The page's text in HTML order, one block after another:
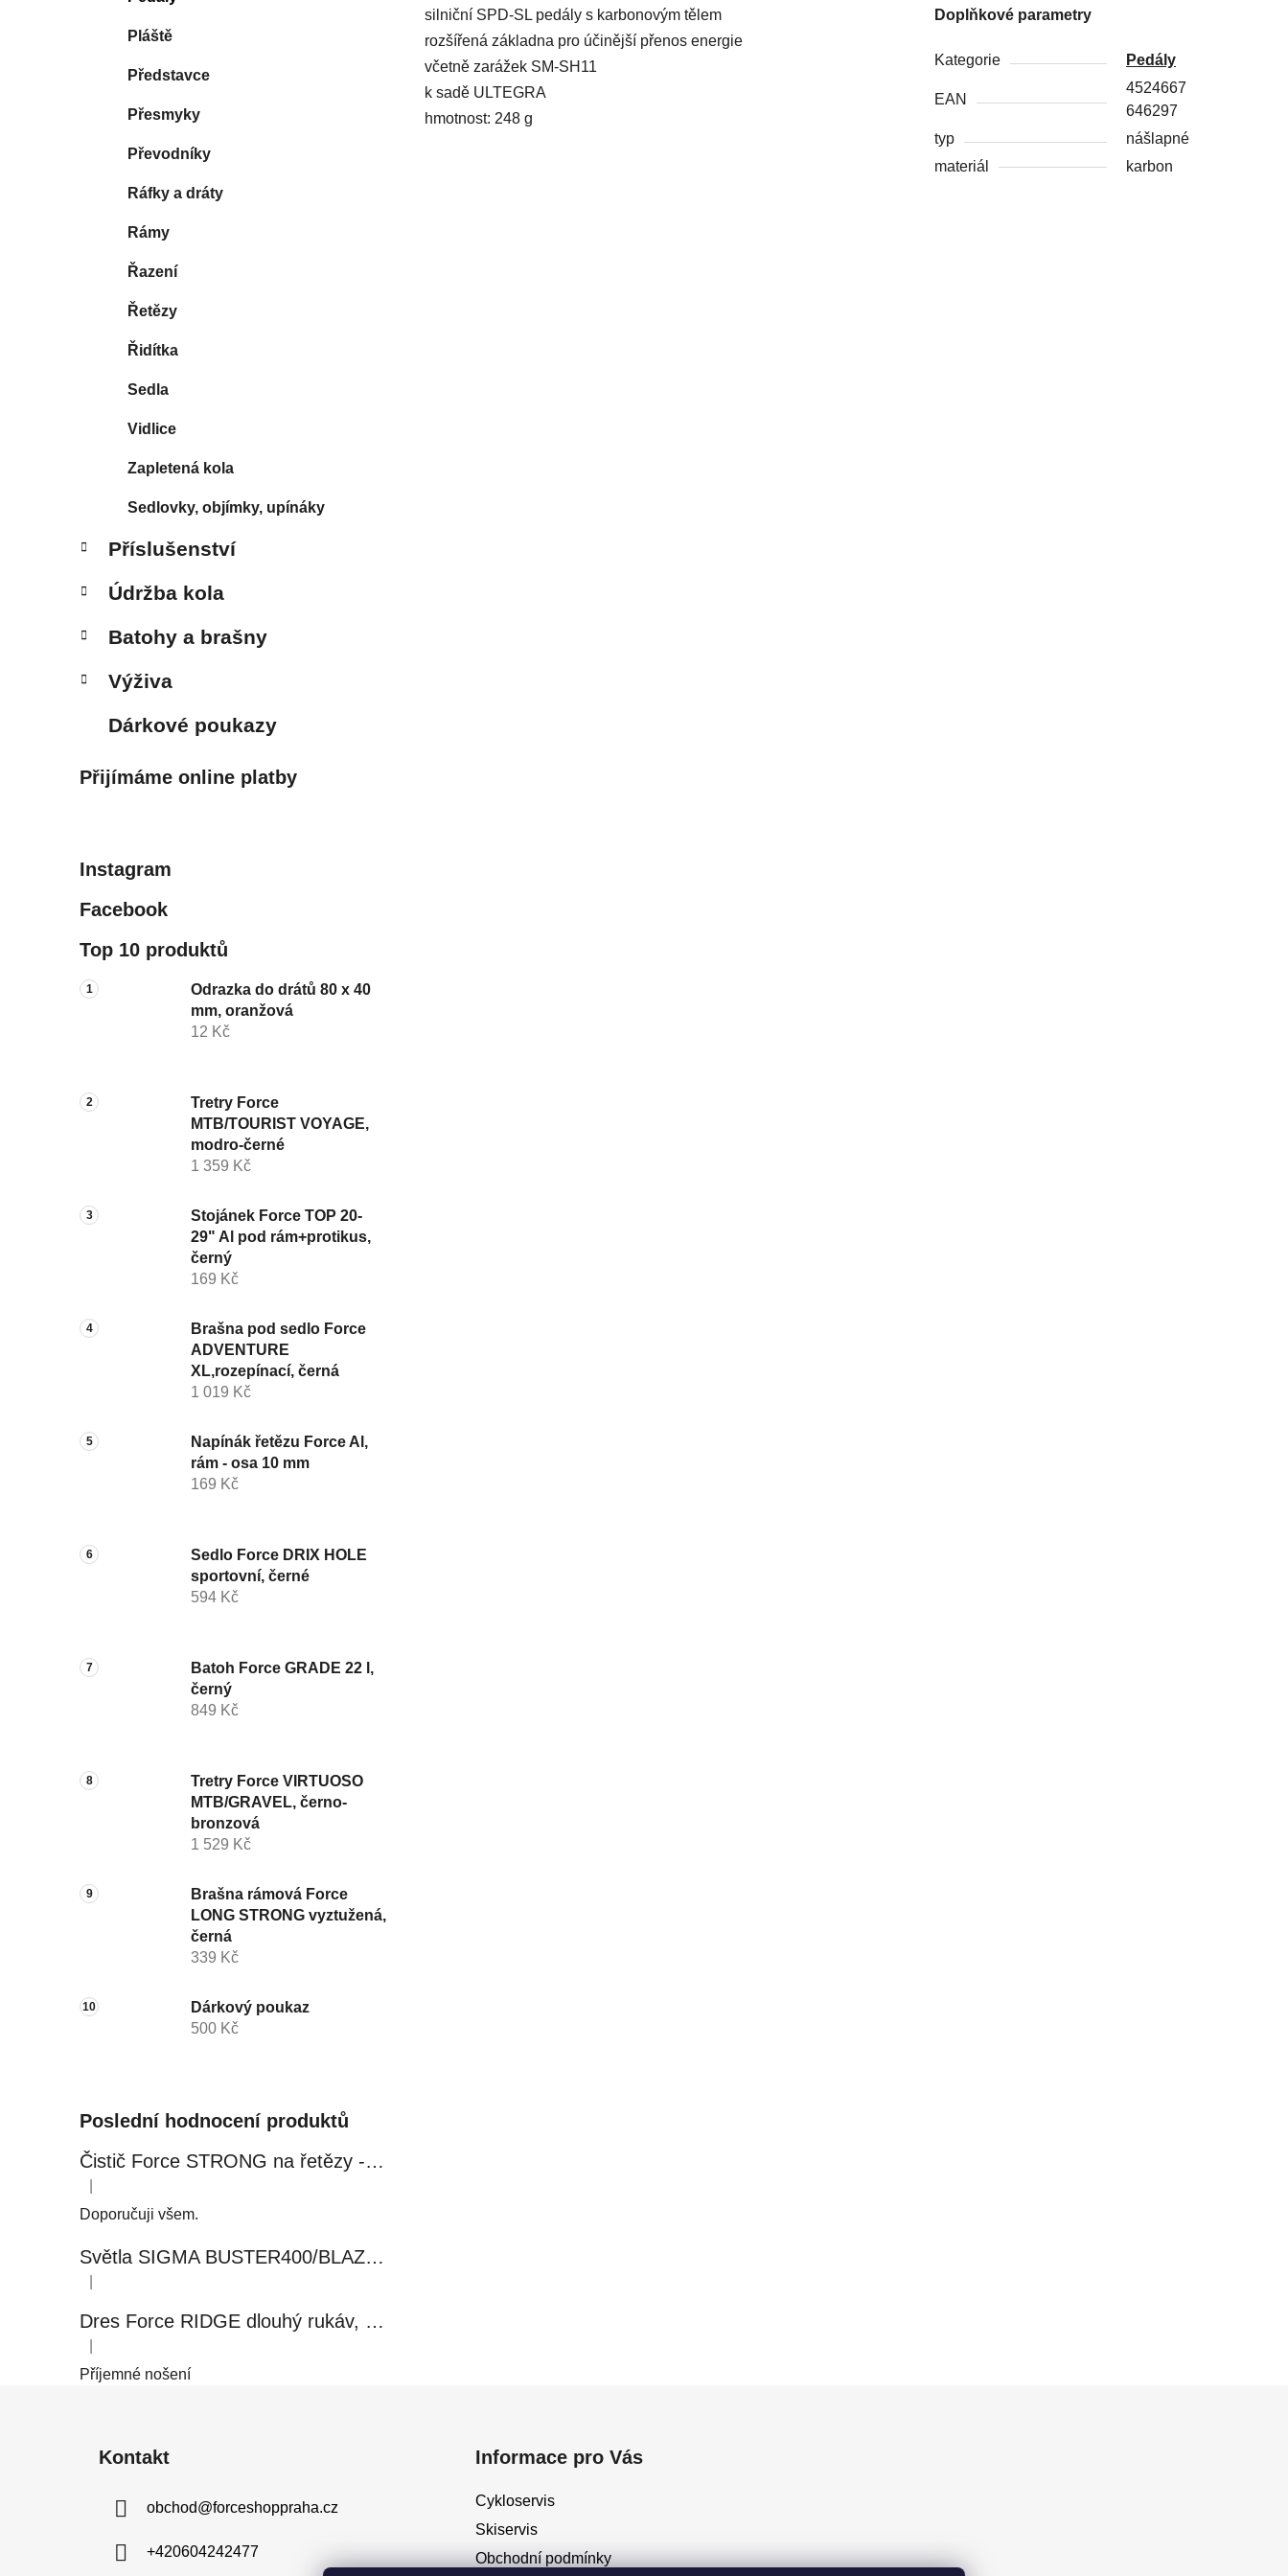
Pláště
Představce
Přesmyky
Převodníky
Ráfky a dráty
Rámy
Řazení
Řetězy
Řidítka
Sedla
Vidlice
Zapletená kola
Sedlovky, objímky, upínáky
Příslušenství
Údržba kola
Batohy a brašny
Výživa
Dárkové poukazy
Přijímáme online platby
Instagram
Facebook
Top 10 produktů
Odrazka do drátů 80 x 40
mm, oranžová
12 Kč
Tretry Force
MTB/TOURIST VOYAGE,
modro-černé
1 359 Kč
Stojánek Force TOP 20-
29" Al pod rám+protikus,
černý
169 Kč
Brašna pod sedlo Force
ADVENTURE
XL,rozepínací, černá
1 019 Kč
Napínák řetězu Force Al,
rám - osa 10 mm
169 Kč
Sedlo Force DRIX HOLE
sportovní, černé
594 Kč
Batoh Force GRADE 22 l,
černý
849 Kč
Tretry Force VIRTUOSO
MTB/GRAVEL, černo-
bronzová
1 529 Kč
Brašna rámová Force
LONG STRONG vyztužená,
černá
339 Kč
Dárkový poukaz
500 Kč
Poslední hodnocení produktů
Čistič Force STRONG na řetězy - 0,5 l, láhev - růžový
Hodnocení produktu je 5 z 5 hvězdiček.
Doporučuji všem.
Světla SIGMA BUSTER400/BLAZE FLASH, přední+zadní
Hodnocení produktu je 5 z 5 hvězdiček.
Dres Force RIDGE dlouhý rukáv, černo-modrý
Hodnocení produktu je 5 z 5 hvězdiček.
Příjemné nošení
silniční SPD-SL pedály s karbonovým tělem
rozšířená základna pro účinější přenos energie
včetně zarážek SM-SH11
k sadě ULTEGRA
hmotnost: 248 g
Doplňkové parametry
Kategorie Pedály
EAN
4524667
646297
typ
nášlapné
materiál
karbon
Kontakt
obchod@forceshoppraha.cz
+420604242477
Informace pro Vás
Cykloservis
Skiservis
Obchodní podmínky